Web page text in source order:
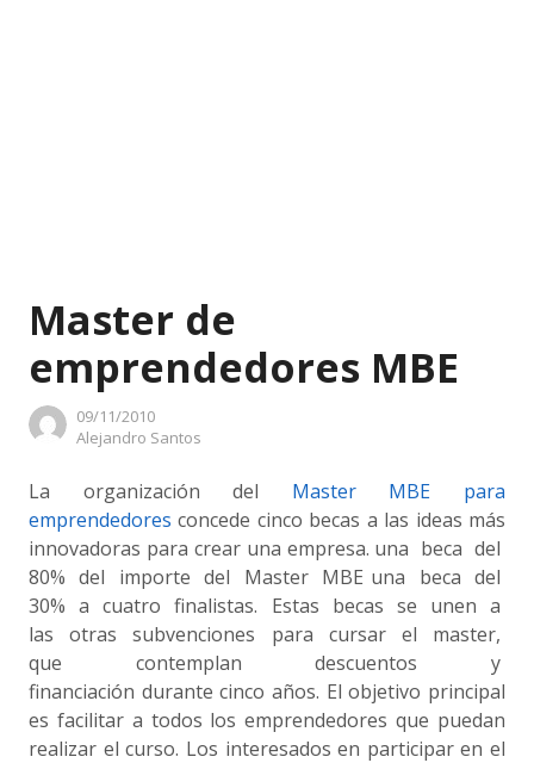
Master de
emprendedores MBE
09/11/2010
Author
Alejandro Santos
La organización del Master MBE para
emprendedores concede cinco becas a las ideas más
innovadoras para crear una empresa. una beca del
80% del importe del Master MBE una beca del
30% a cuatro finalistas. Estas becas se unen a
las otras subvenciones para cursar el master,
que contemplan descuentos y
financiación durante cinco años. El objetivo principal
es facilitar a todos los emprendedores que puedan
realizar el curso. Los interesados en participar en el